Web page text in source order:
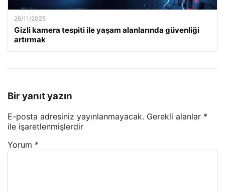
26/11/2025
Gizli kamera tespiti ile yaşam alanlarında güvenliği
artırmak
Bir yanıt yazın
E-posta adresiniz yayınlanmayacak. Gerekli alanlar *
ile işaretlenmişlerdir
Yorum *